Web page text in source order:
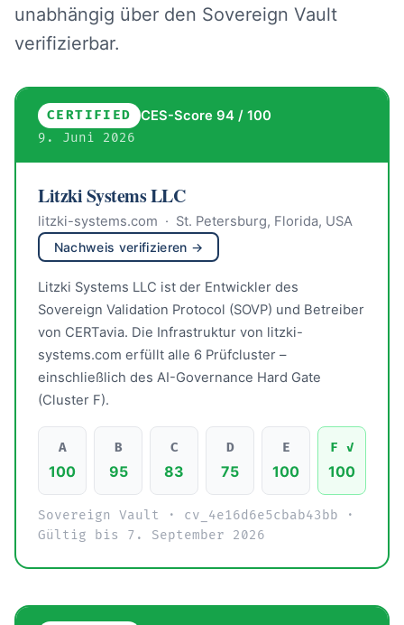
unabhängig über den Sovereign Vault
verifizierbar.
CERTIFIED CES-Score 94 / 100
9. Juni 2026
Litzki Systems LLC
litzki-systems.com · St. Petersburg, Florida, USA
Nachweis verifizieren →
Litzki Systems LLC ist der Entwickler des
Sovereign Validation Protocol (SOVP) und Betreiber
von CERTavia. Die Infrastruktur von litzki-
systems.com erfüllt alle 6 Prüfcluster –
einschließlich des AI-Governance Hard Gate
(Cluster F).
A
100
B
95
C
83
D
75
E
100
F ✓
100
Sovereign Vault · cv_4e16d6e5cbab43bb ·
Gültig bis 7. September 2026